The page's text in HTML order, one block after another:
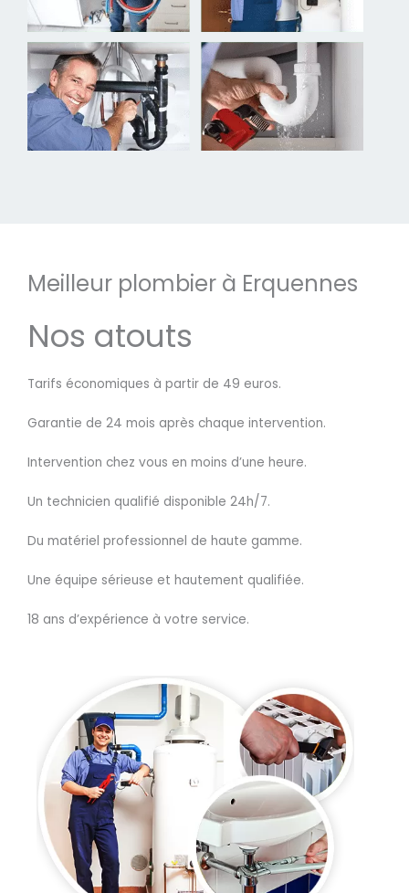
Meilleur plombier à Erquennes
Nos atouts
Tarifs économiques à partir de 49 euros.
Garantie de 24 mois après chaque intervention.
Intervention chez vous en moins d’une heure.
Un technicien qualifié disponible 24h/7.
Du matériel professionnel de haute gamme.
Une équipe sérieuse et hautement qualifiée.
18 ans d’expérience à votre service.